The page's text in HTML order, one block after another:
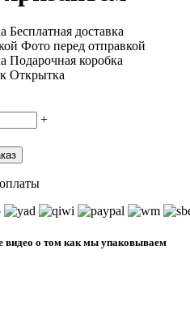
Бесплатная доставка
Фото перед отправкой
Подарочная коробка
Открытка
+
видео о том как мы упаковываем